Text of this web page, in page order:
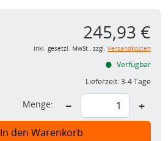
245,93 €
inkl. gesetzl. MwSt., zzgl. Versandkosten
Verfügbar
Lieferzeit:3-4 Tage
Menge: − +
In den Warenkorb